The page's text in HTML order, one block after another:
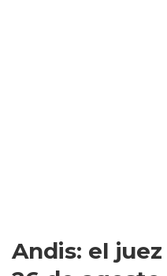
Andis: el